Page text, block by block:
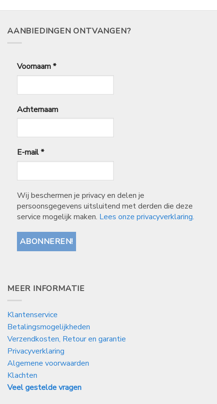
AANBIEDINGEN ONTVANGEN?
Voornaam*
Achternaam
E-mail*
Wij beschermen je privacy en delen je
persoonsgegevens uitsluitend met derden die deze
service mogelijk maken. Lees onze privacyverklaring.
MEER INFORMATIE
Klantenservice
Betalingsmogelijkheden
Verzendkosten, Retour en garantie
Privacyverklaring
Algemene voorwaarden
Klachten
Veel gestelde vragen